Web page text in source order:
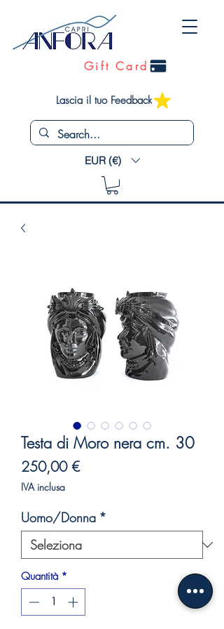
Gift Card
Lascia il tuo Feedback
EUR (€)
Testa di Moro nera cm. 30
250,00 €Prezzo
IVA inclusa
Uomo/Donna *
Quantità *